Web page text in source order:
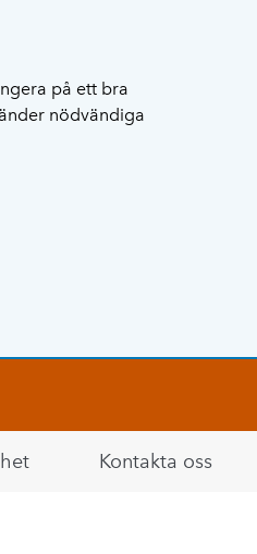
på ett bra
nödvändiga
Kontakta oss